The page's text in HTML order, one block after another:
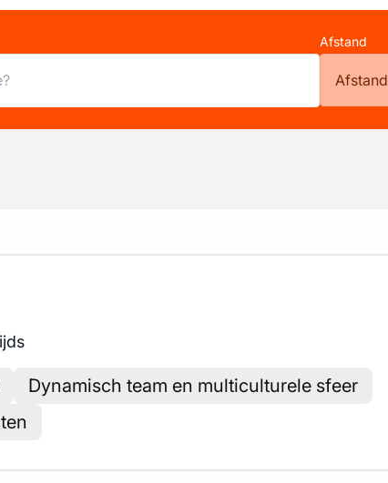
Afstand
Afstand
Dynamisch team en multiculturele sfeer